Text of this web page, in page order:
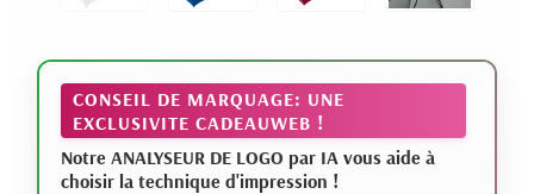
CONSEIL DE MARQUAGE: UNE
EXCLUSIVITE CADEAUWEB !
Notre ANALYSEUR DE LOGO par IA vous aide à
choisir la technique d'impression !